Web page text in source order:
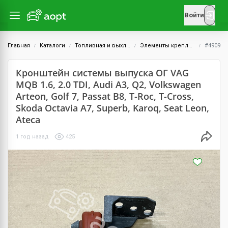
Войти
Главная Каталоги Топливная и выхлопная системы Элементы крепления выхлопной системы #4909
Кронштейн системы выпуска ОГ VAG
MQB 1.6, 2.0 TDI, Audi A3, Q2, Volkswagen
Arteon, Golf 7, Passat B8, T-Roc, T-Cross,
Skoda Octavia A7, Superb, Karoq, Seat Leon,
Ateca
1 год назад 425